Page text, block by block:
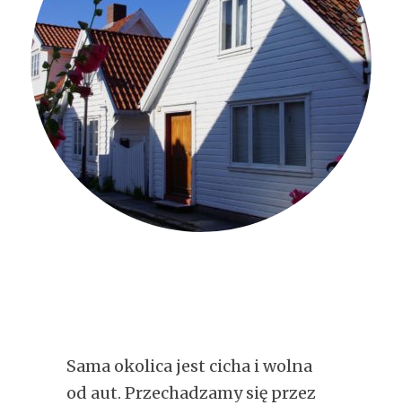
Sama okolica jest cicha i wolna
od aut. Przechadzamy się przez